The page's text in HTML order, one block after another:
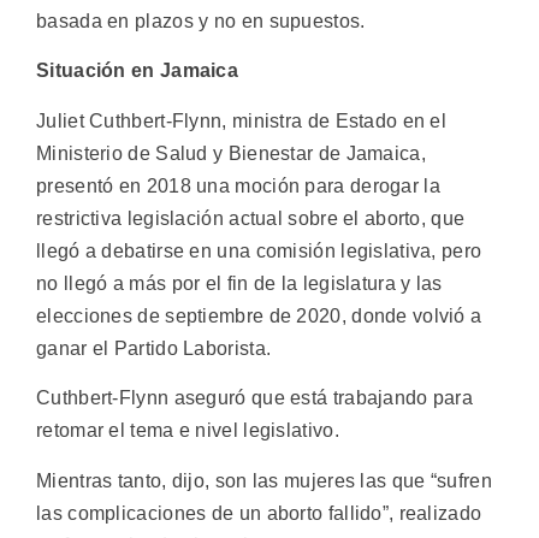
basada en plazos y no en supuestos.
Situación en Jamaica
Juliet Cuthbert-Flynn, ministra de Estado en el
Ministerio de Salud y Bienestar de Jamaica,
presentó en 2018 una moción para derogar la
restrictiva legislación actual sobre el aborto, que
llegó a debatirse en una comisión legislativa, pero
no llegó a más por el fin de la legislatura y las
elecciones de septiembre de 2020, donde volvió a
ganar el Partido Laborista.
Cuthbert-Flynn aseguró que está trabajando para
retomar el tema e nivel legislativo.
Mientras tanto, dijo, son las mujeres las que “sufren
las complicaciones de un aborto fallido”, realizado